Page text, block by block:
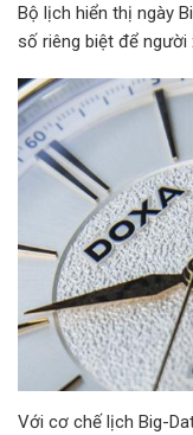
Bộ lịch hiển thị ngày
số riêng biệt để người
Với cơ chế lịch Big-